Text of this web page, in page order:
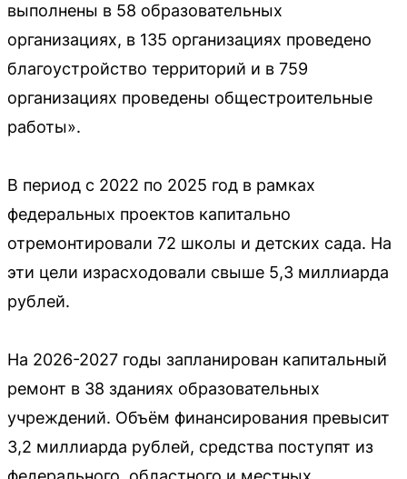
выполнены в 58 образовательных
организациях, в 135 организациях проведено
благоустройство территорий и в 759
организациях проведены общестроительные
работы».
В период с 2022 по 2025 год в рамках
федеральных проектов капитально
отремонтировали 72 школы и детских сада. На
эти цели израсходовали свыше 5,3 миллиарда
рублей.
На 2026-2027 годы запланирован капитальный
ремонт в 38 зданиях образовательных
учреждений. Объём финансирования превысит
3,2 миллиарда рублей, средства поступят из